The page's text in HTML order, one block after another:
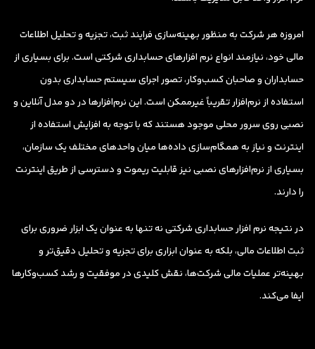
امروزه هر شرکت به منظور بهینه‌سازی فرایند ثبت، تجزیه و تحلیل اطلاعات
مالی خود، نیازمند انواع نرم افزارهای حسابداری شرکتی است. برای بسیاری از
حسابداران و صاحبان کسب‌وکار، تصور اجرای سیستم حسابداری بدون
استفاده از نرم‌افزار تقریباً غیرممکن است. این نرم‌افزارها در دو مدل آنلاین و
نصبی روی سرور محلی موجود هستند که با توجه به افزایش استفاده از
اینترنت و نیاز به همگام‌سازی داده‌ها میان واحدهای مختلف یک سازمان،
بسیاری از نرم‌افزارهای نصبی نیز قابلیت ریموت و دسترسی از طریق اینترنت
را دارند.
در نتیجه نرم افزار حسابداری شرکتی نه تنها به عنوان یک ابزار ضروری برای
ثبت اطلاعات مالی، بلکه به عنوان ابزاری برای تجزیه و تحلیل دقیق‌تر و
بهینه‌تر عملیات مالی شرکت‌ها، نقش کلیدی در موفقیت و رشد کسب‌وکارها
ایفا می‌کند.